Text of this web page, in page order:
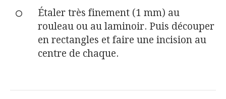
Étaler très finement (1 mm) au
rouleau ou au laminoir. Puis découper
en rectangles et faire une incision au
centre de chaque.